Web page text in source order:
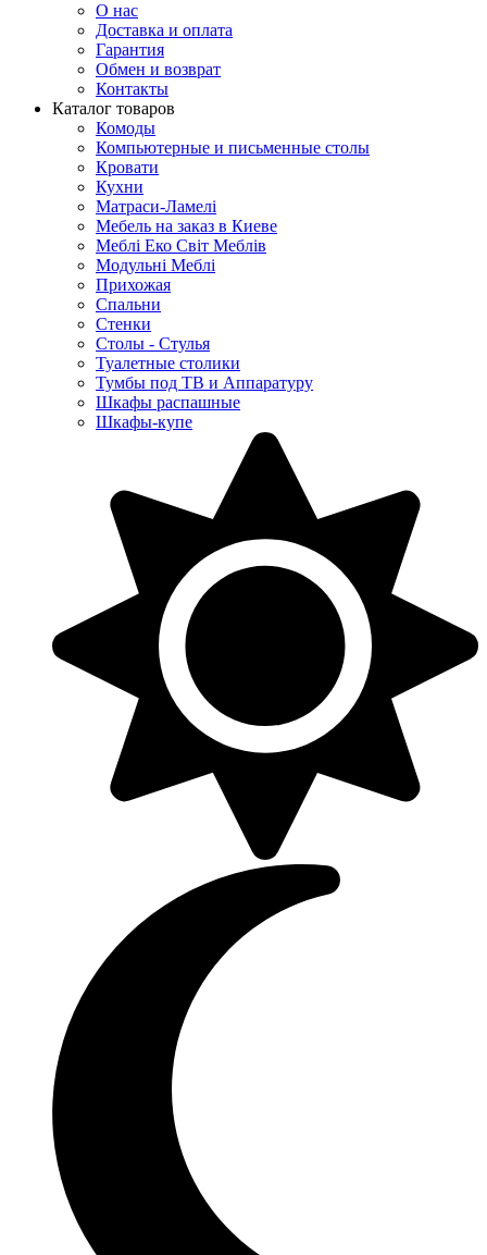
О нас
Доставка и оплата
Гарантия
Обмен и возврат
Контакты
Каталог товаров
Комоды
Компьютерные и письменные столы
Кровати
Кухни
Матраси-Ламелі
Мебель на заказ в Киеве
Меблі Еко Світ Меблів
Модульні Меблі
Прихожая
Спальни
Стенки
Столы - Стулья
Туалетные столики
Тумбы под ТВ и Аппаратуру
Шкафы распашные
Шкафы-купе